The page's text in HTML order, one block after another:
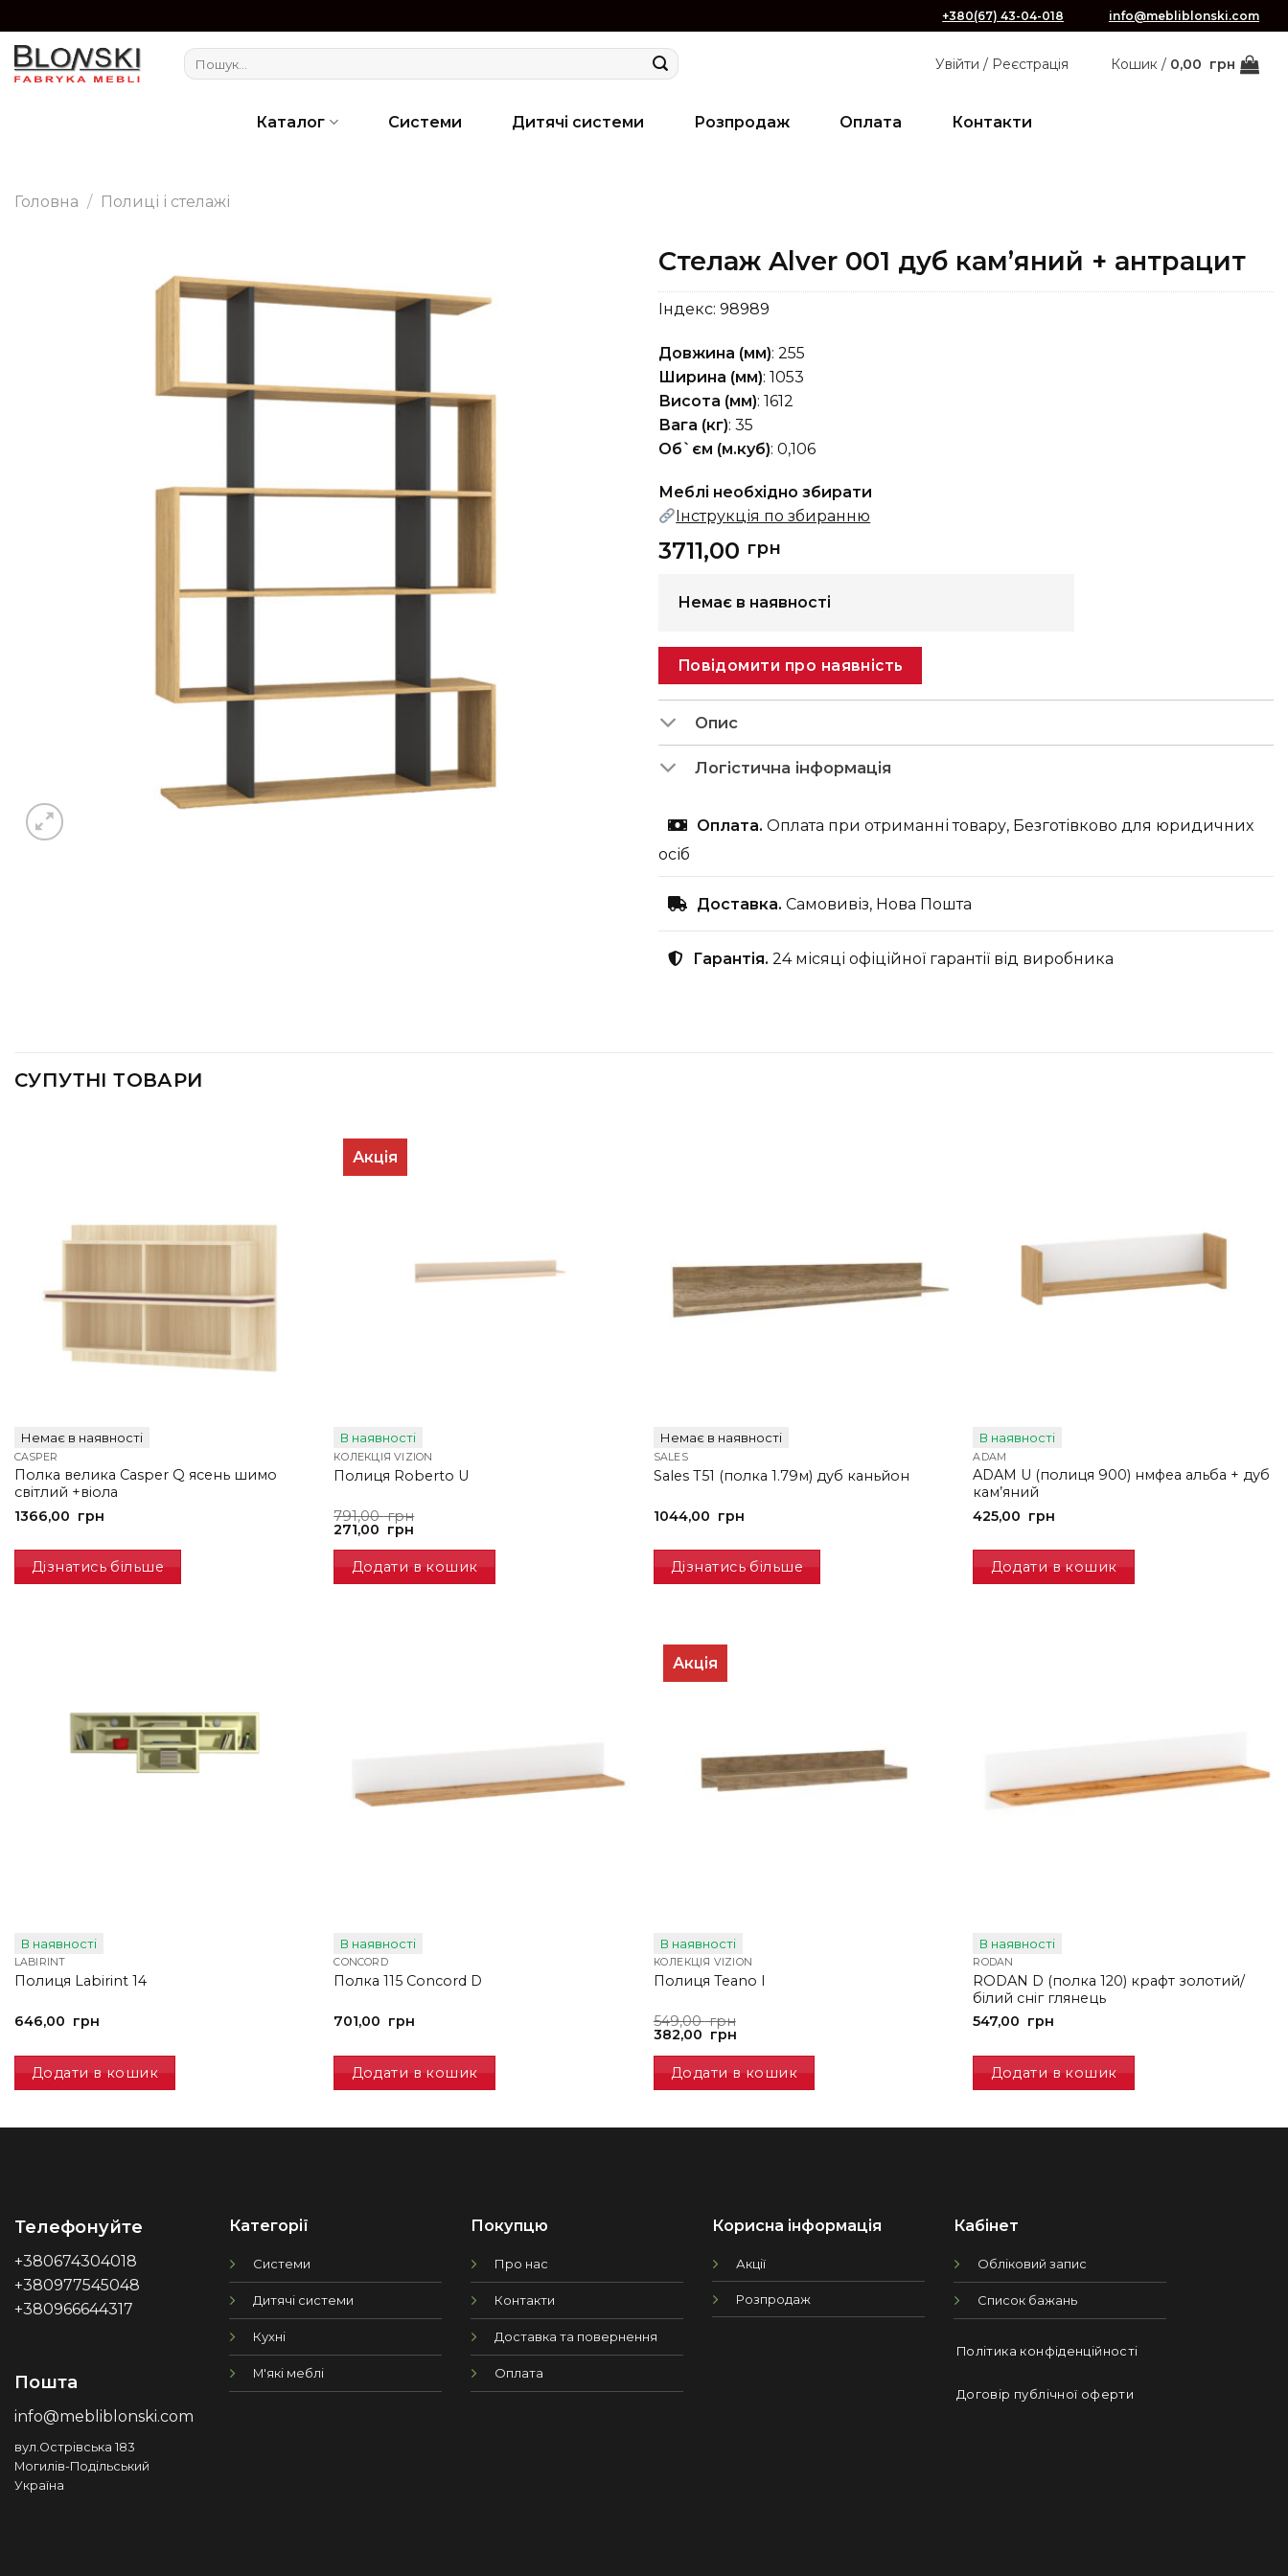
to
content
+380(67) 43-04-018 info@mebliblonski.com
Шукати: Увійти / Реєстрація Кошик / 0,00 грн
Каталог Системи Дитячі системи Розпродаж Оплата Контакти
Головна / Полиці і стелажі
Стелаж Alver 001 дуб кам’яний + антрацит
Індекс: 98989
Довжина (мм): 255
Ширина (мм): 1053
Висота (мм): 1612
Вага (кг): 35
Об`єм (м.куб): 0,106
Меблі необхідно збирати
Інструкція по збиранню
3711,00 грн
Немає в наявності
Повідомити про наявність
Опис
Логістична інформація
Оплата. Оплата при отриманні товару, Безготівково для юридичних
осіб
Доставка. Самовивіз, Нова Пошта
Гарантія. 24 місяці офіційної гарантії від виробника
СУПУТНІ ТОВАРИ
Немає в наявності
CASPER
Полка велика Casper Q ясень шимо
світлий +віола
1366,00 грн
Дізнатись більше
Акція
В наявності
КОЛЕКЦІЯ VIZION
Полиця Roberto U
791,00грн
Оригінальна
ціна:
791,00
грн.
271,00 грн
Поточна
ціна:
271,00
грн.
Додати в кошик
Немає в наявності
SALES
Sales T51 (полка 1.79м) дуб каньйон
1044,00 грн
Дізнатись більше
В наявності
ADAM
ADAM U (полиця 900) нмфеа альба + дуб
кам’яний
425,00 грн
Додати в кошик
В наявності
LABIRINT
Полиця Labirint 14
646,00 грн
Додати в кошик
В наявності
CONCORD
Полка 115 Concord D
701,00 грн
Додати в кошик
Акція
В наявності
КОЛЕКЦІЯ VIZION
Полиця Teano I
549,00грн
Оригінальна
ціна:
грн.
382,00 грн
Поточна
ціна:
грн.
Додати в кошик
В наявності
RODAN
RODAN D (полка 120) крафт золотий/
білий сніг глянець
547,00 грн
Додати в кошик
Телефонуйте
+380674304018
+380977545048
+380966644317
Пошта
info@mebliblonski.com
вул.Острівська 183
Могилів-Подільський
Україна
Категорії
Системи
Дитячі системи
Кухні
М'які меблі
Покупцю
Про нас
Контакти
Доставка та повернення
Оплата
Корисна інформація
Акції
Розпродаж
Кабінет
Обліковий запис
Список бажань
Політика конфіденційності
Договір публічної оферти